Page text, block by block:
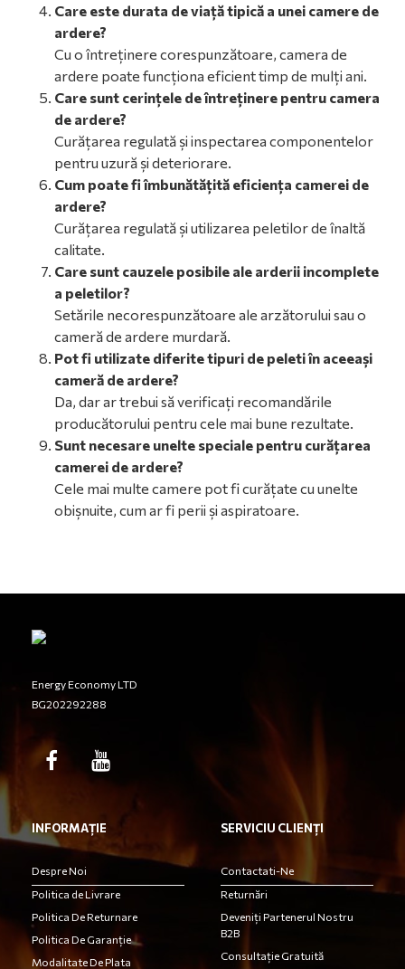
Care este durata de viață tipică a unei camere de
ardere?
Cu o întreținere corespunzătoare, camera de
ardere poate funcționa eficient timp de mulți ani.
Care sunt cerințele de întreținere pentru camera
de ardere?
Curățarea regulată și inspectarea componentelor
pentru uzură și deteriorare.
Cum poate fi îmbunătățită eficiența camerei de
ardere?
Curățarea regulată și utilizarea peletilor de înaltă
calitate.
Care sunt cauzele posibile ale arderii incomplete
a peletilor?
Setările necorespunzătoare ale arzătorului sau o
cameră de ardere murdară.
Pot fi utilizate diferite tipuri de peleti în aceeași
cameră de ardere?
Da, dar ar trebui să verificați recomandările
producătorului pentru cele mai bune rezultate.
Sunt necesare unelte speciale pentru curățarea
camerei de ardere?
Cele mai multe camere pot fi curățate cu unelte
obișnuite, cum ar fi perii și aspiratoare.
Energy Economy LTD
BG202292288
INFORMAȚIE
Despre Noi
Politica de Livrare
Politica De Returnare
Politica De Garanție
Modalitate De Plata
SERVICIU CLIENȚI
Contactati-Ne
Returnări
Deveniți Partenerul Nostru
B2B
Consultație Gratuită